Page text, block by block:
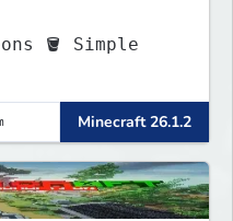
Minecraft 26.1.2